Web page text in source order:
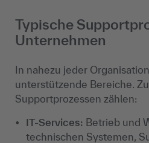
Typische
Unternehmen
In nahezu jeder
unterstützende Bereiche.
Supportprozessen zählen:
IT-Services: Betrieb und
technischen Systemen,